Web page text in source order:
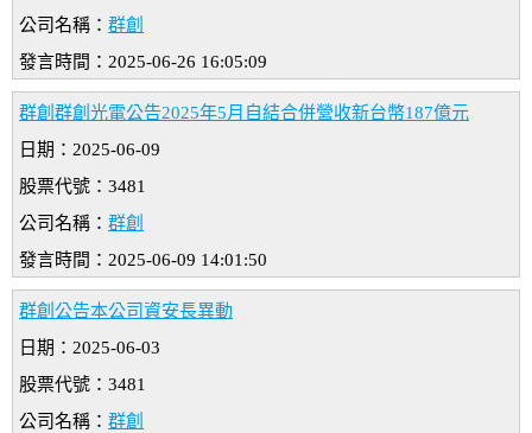
公司名稱： 群創
發言時間：2025-06-26 16:05:09
群創群創光電公告2025年5月自結合併營收新台幣187億元
日期：2025-06-09
股票代號：3481
公司名稱： 群創
發言時間：2025-06-09 14:01:50
群創公告本公司資安長異動
日期：2025-06-03
股票代號：3481
公司名稱： 群創